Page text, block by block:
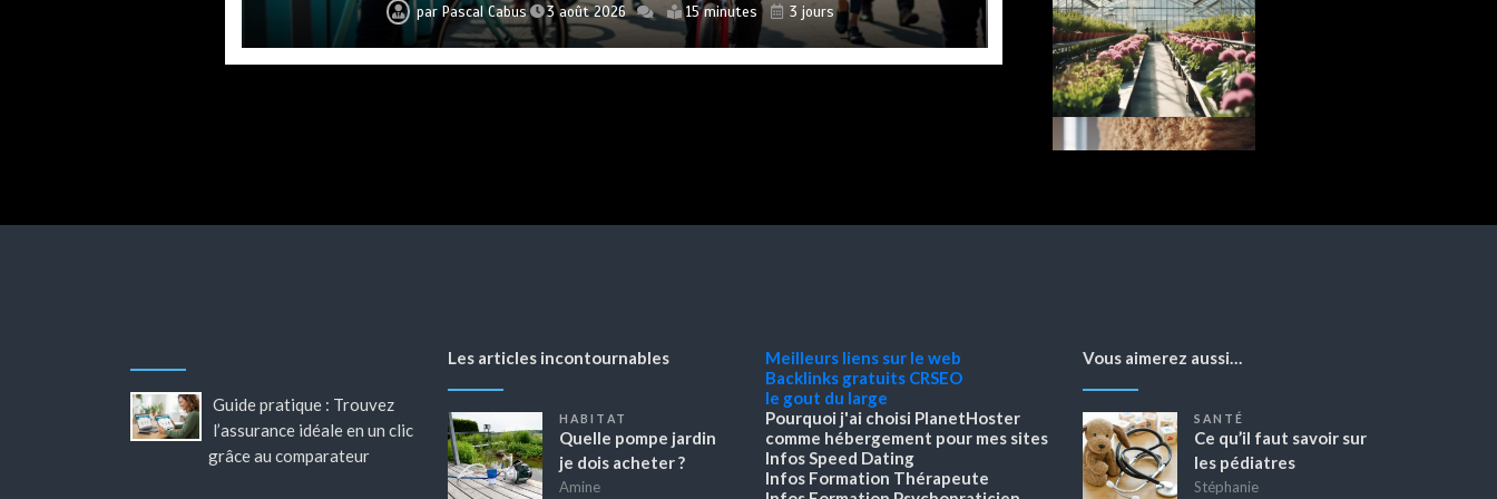
comparateur
parPascal Cabus 3 août 2026 15 minutes 3 jours
parPascal Cabus 3 août 2026 17 minutes 3 jours
Pourquoi l’accompagnement de CGC Services est jugé supérieur
par les clients exigeants
Meilleur isolation mur intérieur : les matériaux à considérer pour
optimiser votre confort
parPascal Cabus 1 août 2026 15 minutes 5 jours
Guide pratique : Trouvez
l’assurance idéale en un clic
grâce au comparateur
Les articles incontournables
HABITAT
Quelle pompe jardin
je dois acheter ?
Amine
Meilleurs liens sur le web
Backlinks gratuits CRSEO
le gout du large
Pourquoi j'ai choisi PlanetHoster
comme hébergement pour mes sites
Infos Speed Dating
Infos Formation Thérapeute
Vous aimerez aussi…
SANTÉ
Ce qu’il faut savoir sur
les pédiatres
Stéphanie